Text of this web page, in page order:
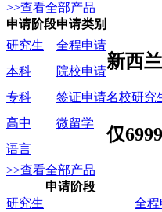
>>查看全部产品
申请阶段申请类别
研究生
全程申请
新西兰
名校研究
仅
本科
院校申请
专科
签证申请
高中
微留学
语言
>>查看全部产品
申请阶段
研究生
全